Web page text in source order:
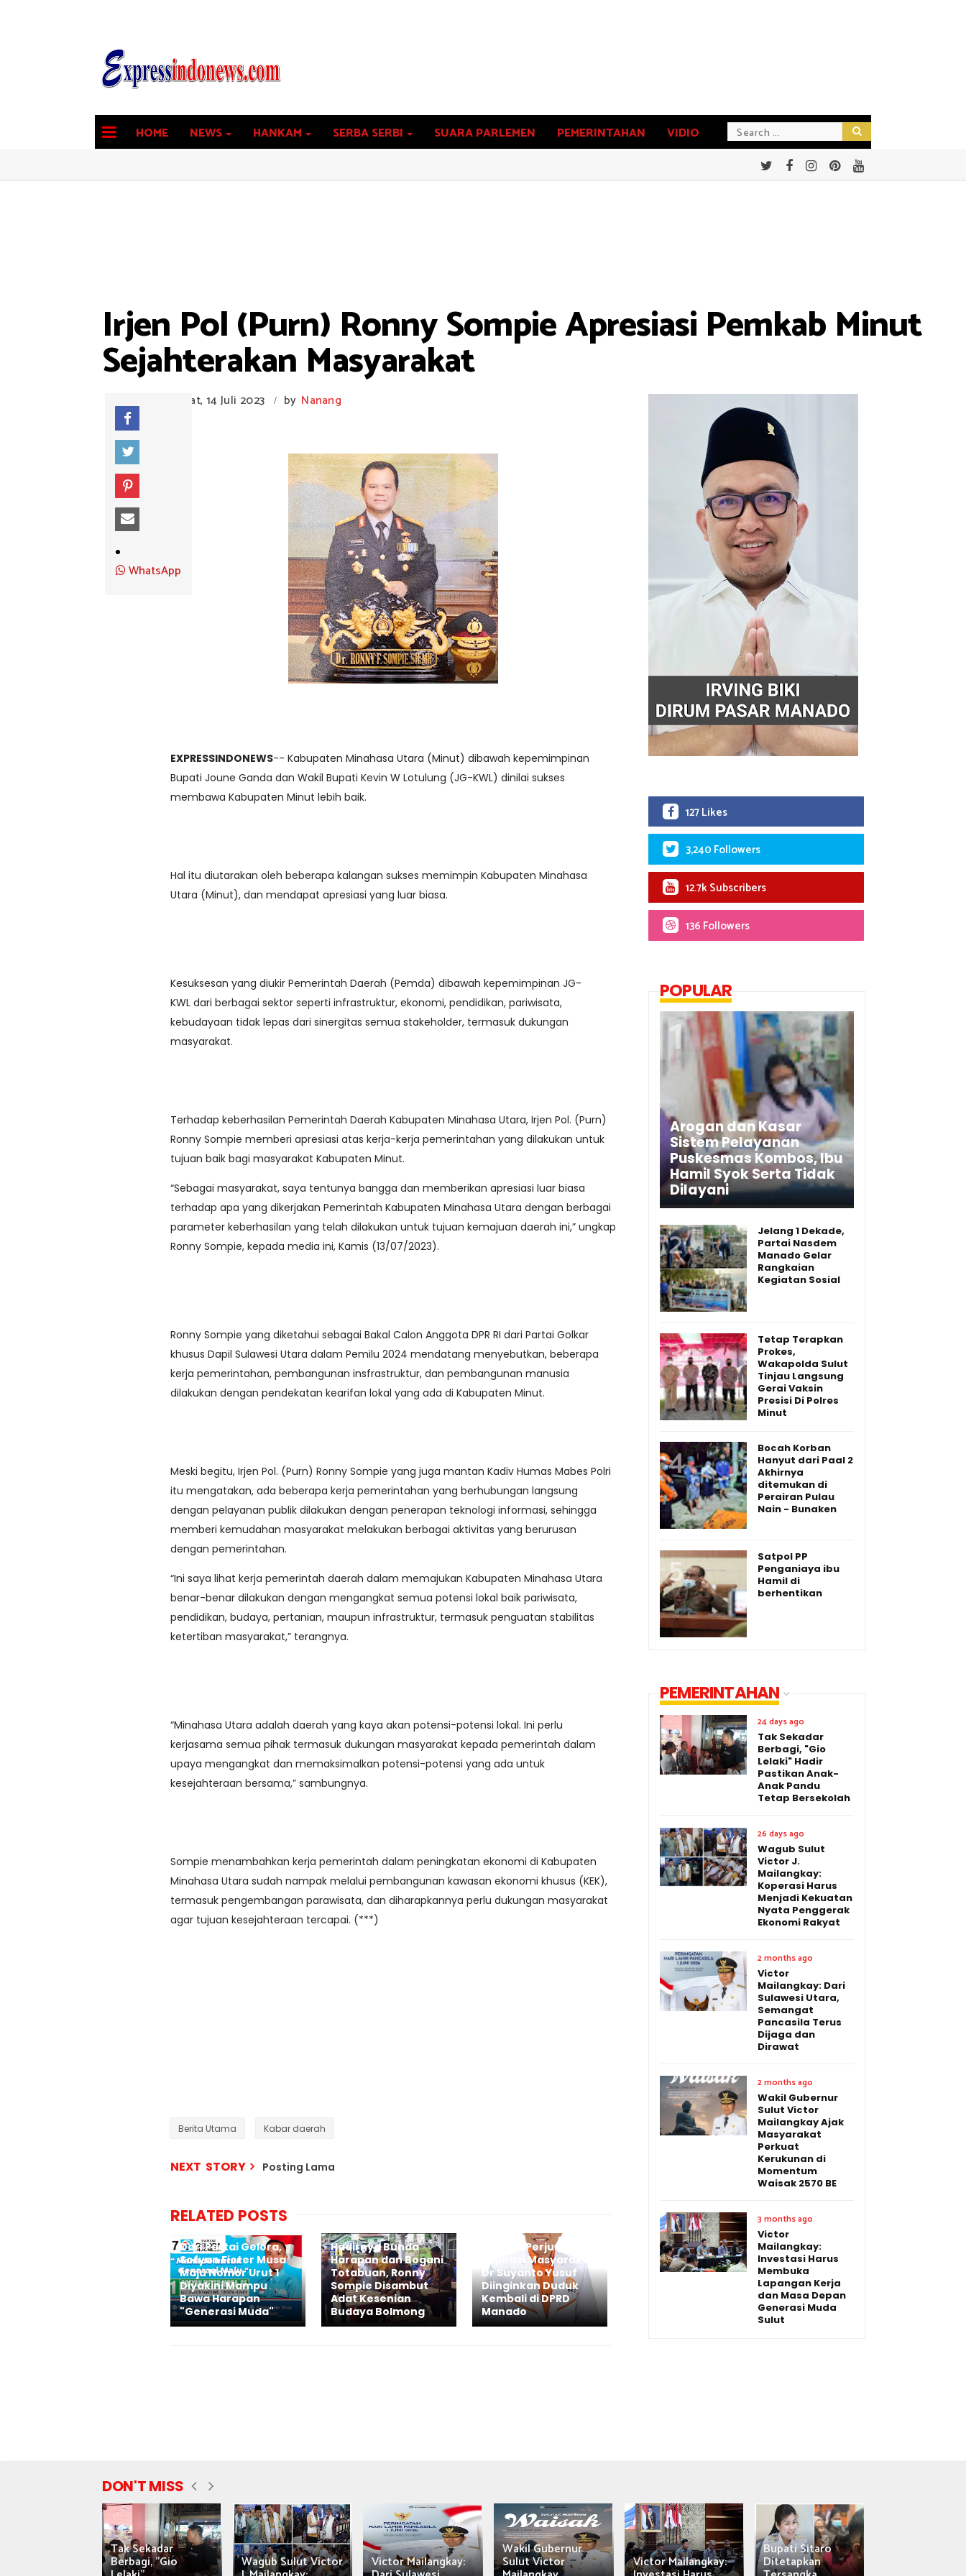
HOME NEWS HANKAM SERBA SERBI SUARA PARLEMEN PEMERINTAHAN VIDIO
Irjen Pol (Purn) Ronny Sompie Apresiasi Pemkab Minut
Sejahterakan Masyarakat
Jumat, 14 Juli 2023 / by Nanang
WhatsApp
EXPRESSINDONEWS-- Kabupaten Minahasa Utara (Minut) dibawah kepemimpinan
Bupati Joune Ganda dan Wakil Bupati Kevin W Lotulung (JG-KWL) dinilai sukses
membawa Kabupaten Minut lebih baik.
Hal itu diutarakan oleh beberapa kalangan sukses memimpin Kabupaten Minahasa
Utara (Minut), dan mendapat apresiasi yang luar biasa.
Kesuksesan yang diukir Pemerintah Daerah (Pemda) dibawah kepemimpinan JG-
KWL dari berbagai sektor seperti infrastruktur, ekonomi, pendidikan, pariwisata,
kebudayaan tidak lepas dari sinergitas semua stakeholder, termasuk dukungan
masyarakat.
Terhadap keberhasilan Pemerintah Daerah Kabupaten Minahasa Utara, Irjen Pol. (Purn)
Ronny Sompie memberi apresiasi atas kerja-kerja pemerintahan yang dilakukan untuk
tujuan baik bagi masyarakat Kabupaten Minut.
“Sebagai masyarakat, saya tentunya bangga dan memberikan apresiasi luar biasa
terhadap apa yang dikerjakan Pemerintah Kabupaten Minahasa Utara dengan berbagai
parameter keberhasilan yang telah dilakukan untuk tujuan kemajuan daerah ini,” ungkap
Ronny Sompie, kepada media ini, Kamis (13/07/2023).
Ronny Sompie yang diketahui sebagai Bakal Calon Anggota DPR RI dari Partai Golkar
khusus Dapil Sulawesi Utara dalam Pemilu 2024 mendatang menyebutkan, beberapa
kerja pemerintahan, pembangunan insfrastruktur, dan pembangunan manusia
dilakukan dengan pendekatan kearifan lokal yang ada di Kabupaten Minut.
Meski begitu, Irjen Pol. (Purn) Ronny Sompie yang juga mantan Kadiv Humas Mabes Polri
itu mengatakan, ada beberapa kerja pemerintahan yang berhubungan langsung
dengan pelayanan publik dilakukan dengan penerapan teknologi informasi, sehingga
memberi kemudahan masyarakat melakukan berbagai aktivitas yang berurusan
dengan pemerintahan.
“Ini saya lihat kerja pemerintah daerah dalam memajukan Kabupaten Minahasa Utara
benar-benar dilakukan dengan mengangkat semua potensi lokal baik pariwisata,
pendidikan, budaya, pertanian, maupun infrastruktur, termasuk penguatan stabilitas
ketertiban masyarakat,” terangnya.
“Minahasa Utara adalah daerah yang kaya akan potensi-potensi lokal. Ini perlu
kerjasama semua pihak termasuk dukungan masyarakat kepada pemerintah dalam
upaya mengangkat dan memaksimalkan potensi-potensi yang ada untuk
kesejahteraan bersama,” sambungnya.
Sompie menambahkan kerja pemerintah dalam peningkatan ekonomi di Kabupaten
Minahasa Utara sudah nampak melalui pembangunan kawasan ekonomi khusus (KEK),
termasuk pengembangan parawisata, dan diharapkannya perlu dukungan masyarakat
agar tujuan kesejahteraan tercapai. (***)
Berita Utama Kabar daerah
NEXT STORY Posting Lama
RELATED POSTS
Dari Partai Gelora,
Sofyan Fieter Musa
Maju Nomor Urut 1
Diyakini Mampu
Bawa Harapan
"Generasi Muda"
Hadirnya Bunda
Harapan dan Bogani
Totabuan, Ronny
Sompie Disambut
Adat Kesenian
Budaya Bolmong
Banyak Perjuangkan
Aspirasi Masyarakat,
Dr Suyanto Yusuf
Diinginkan Duduk
Kembali di DPRD
Manado
127 Likes
3,240 Followers
12.7k Subscribers
136 Followers
POPULAR
Arogan dan Kasar
Sistem Pelayanan
Puskesmas Kombos, Ibu
Hamil Syok Serta Tidak
Dilayani
Jelang 1 Dekade,
Partai Nasdem
Manado Gelar
Rangkaian
Kegiatan Sosial
Tetap Terapkan
Prokes,
Wakapolda Sulut
Tinjau Langsung
Gerai Vaksin
Presisi Di Polres
Minut
Bocah Korban
Hanyut dari Paal 2
Akhirnya
ditemukan di
Perairan Pulau
Nain - Bunaken
Satpol PP
Penganiaya ibu
Hamil di
berhentikan
PEMERINTAHAN
24 days ago
Tak Sekadar
Berbagi, "Gio
Lelaki" Hadir
Pastikan Anak-
Anak Pandu
Tetap Bersekolah
26 days ago
Wagub Sulut
Victor J.
Mailangkay:
Koperasi Harus
Menjadi Kekuatan
Nyata Penggerak
Ekonomi Rakyat
2 months ago
Victor
Mailangkay: Dari
Sulawesi Utara,
Semangat
Pancasila Terus
Dijaga dan
Dirawat
2 months ago
Wakil Gubernur
Sulut Victor
Mailangkay Ajak
Masyarakat
Perkuat
Kerukunan di
Momentum
Waisak 2570 BE
3 months ago
Victor
Mailangkay:
Investasi Harus
Membuka
Lapangan Kerja
dan Masa Depan
Generasi Muda
Sulut
DON'T MISS
Tak Sekadar
Berbagi, "Gio Wagub Sulut Victor Victor Mailangkay:
Wakil Gubernur
Sulut Victor Victor Mailangkay:
Bupati Sitaro
Ditetapkan